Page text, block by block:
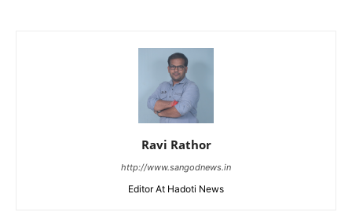
Ravi Rathor
http://www.sangodnews.in
Editor At Hadoti News